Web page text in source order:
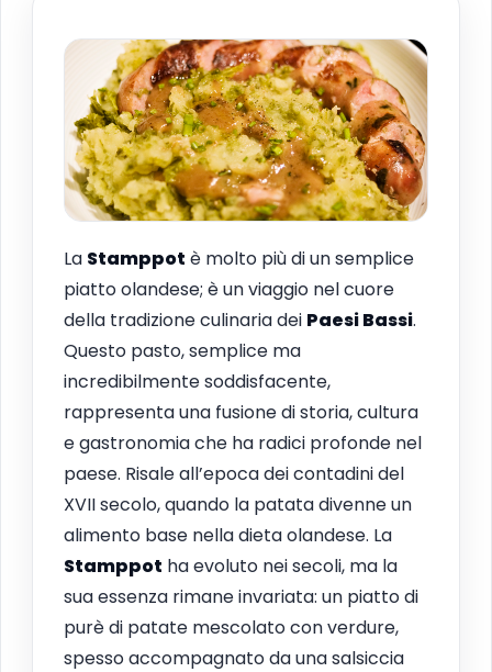
La Stamppot è molto più di un semplice
piatto olandese; è un viaggio nel cuore
della tradizione culinaria dei Paesi Bassi.
Questo pasto, semplice ma
incredibilmente soddisfacente,
rappresenta una fusione di storia, cultura
e gastronomia che ha radici profonde nel
paese. Risale all’epoca dei contadini del
XVII secolo, quando la patata divenne un
alimento base nella dieta olandese. La
Stamppot ha evoluto nei secoli, ma la
sua essenza rimane invariata: un piatto di
purè di patate mescolato con verdure,
spesso accompagnato da una salsiccia